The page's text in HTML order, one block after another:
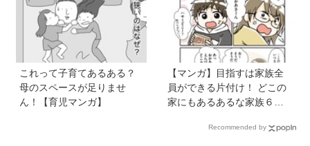
これって子育てあるある？
母のスペースが足りませ
ん！【育児マンガ】
【マンガ】目指すは家族全
員ができる片付け！ どこの
家にもあるあるな家族６人
Recommended by